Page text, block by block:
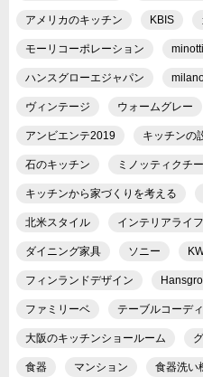
アメリカのキッチン KBIS
モーリコーポレーション
ハンスグローエジャパン
ヴィンテージ ウォームグレー
アンビエンテ2019 キッチンの
石のキッチン ミノッティクチ
キッチンから家づくりを考える
北米スタイル インテリアライ
ダイニング家具 ソニー
フィンランドデザイン
ファミリーベ テーブルコーデ
大阪のキッチンショールーム
食器 マンション 食器洗い